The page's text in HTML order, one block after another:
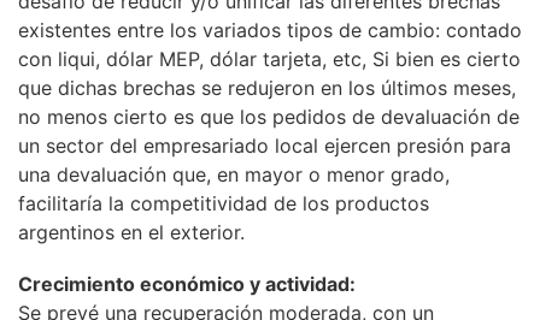
existentes entre los variados tipos de cambio: contado
con liqui, dólar MEP, dólar tarjeta, etc, Si bien es cierto
que dichas brechas se redujeron en los últimos meses,
no menos cierto es que los pedidos de devaluación de
un sector del empresariado local ejercen presión para
una devaluación que, en mayor o menor grado,
facilitaría la competitividad de los productos
argentinos en el exterior.
Crecimiento económico y actividad:
Se prevé una recuperación moderada, con un